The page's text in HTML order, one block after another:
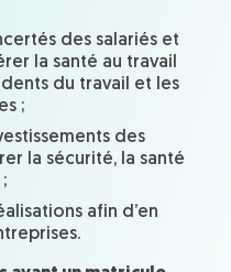
des salariés et
la santé au travail
du travail et les
;
des
la sécurité, la santé
afin d’en